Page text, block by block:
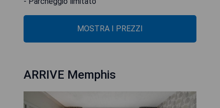
MOSTRA I PREZZI
ARRIVE Memphis